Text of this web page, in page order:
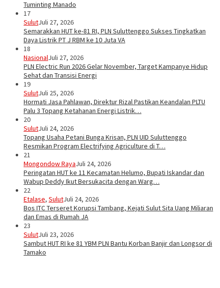
Tuminting Manado
17
SulutJuli 27, 2026
Semarakkan HUT ke-81 RI, PLN Suluttenggo Sukses Tingkatkan
Daya Listrik PT J RBM ke 10 Juta VA
18
NasionalJuli 27, 2026
PLN Electric Run 2026 Gelar November, Target Kampanye Hidup
Sehat dan Transisi Energi
19
SulutJuli 25, 2026
Hormati Jasa Pahlawan, Direktur Rizal Pastikan Keandalan PLTU
Palu 3 Topang Ketahanan Energi Listrik…
20
SulutJuli 24, 2026
Topang Usaha Petani Bunga Krisan, PLN UID Suluttenggo
Resmikan Program Electrifying Agriculture di T…
21
Mongondow RayaJuli 24, 2026
Peringatan HUT ke 11 Kecamatan Helumo, Bupati Iskandar dan
Wabup Deddy Ikut Bersukacita dengan Warg…
22
Etalase, SulutJuli 24, 2026
Bos ITC Terseret Korupsi Tambang, Kejati Sulut Sita Uang Miliaran
dan Emas di Rumah JA
23
SulutJuli 23, 2026
Sambut HUT RI ke 81 YBM PLN Bantu Korban Banjir dan Longsor di
Tamako